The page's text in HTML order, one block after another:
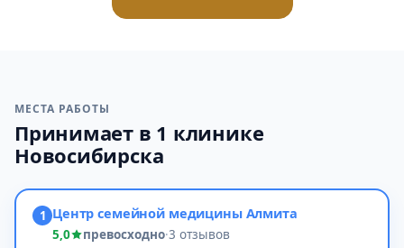
МЕСТА РАБОТЫ
Принимает в 1 клинике
Новосибирска
1 Центр семейной медицины Алмита
5,0 превосходно·3 отзывов